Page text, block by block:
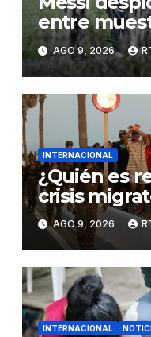
entre
Rosario
AGO 9, 2026
INTERNACIONAL
¿Quién es
crisis
AGO 9, 2026
INTERNACIONAL